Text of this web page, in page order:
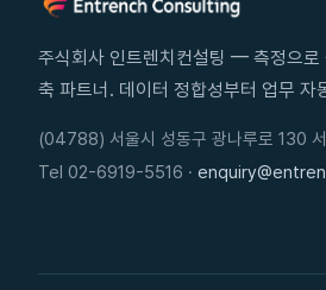
주식회사 인트렌치컨설팅 — 측정으
축 파트너. 데이터 정합성부터 업무 자
(04788) 서울시 성동구 광나루로 130
Tel 02-6919-5516 ·